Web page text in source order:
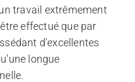
travail extrêmement
effectué que par
d'excellentes
longue